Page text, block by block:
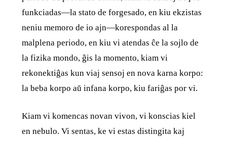
funkciadas—la stato de forgesado, en kiu ekzistas
neniu memoro de io ajn—korespondas al la
malplena periodo, en kiu vi atendas ĉe la sojlo de
la fizika mondo, ĝis la momento, kiam vi
rekonektiĝas kun viaj sensoj en nova karna korpo:
la beba korpo aŭ infana korpo, kiu fariĝas por vi.
Kiam vi komencas novan vivon, vi konscias kiel
en nebulo. Vi sentas, ke vi estas distingita kaj